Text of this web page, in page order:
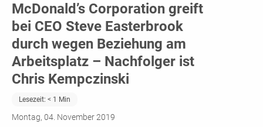
McDonald’s Corporation greift
bei CEO Steve Easterbrook
durch wegen Beziehung am
Arbeitsplatz – Nachfolger ist
Chris Kempczinski
Lesezeit: < 1 Min
Montag, 04. November 2019